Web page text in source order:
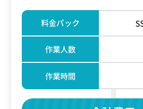
料金パック
作業人数
作業時間